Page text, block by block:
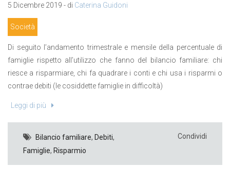
5 Dicembre 2019 - di Caterina Guidoni
Società
Di seguito l’andamento trimestrale e mensile della percentuale di
famiglie rispetto all’utilizzo che fanno del bilancio familiare: chi
riesce a risparmiare, chi fa quadrare i conti e chi usa i risparmi o
contrae debiti (le cosiddette famiglie in difficoltà)
Leggi di più
Bilancio familiare, Debiti,
Famiglie, Risparmio
Condividi